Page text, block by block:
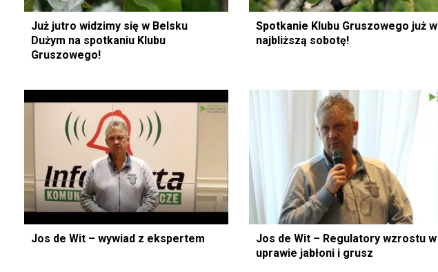
Już jutro widzimy się w Belsku
Dużym na spotkaniu Klubu
Gruszowego!
Spotkanie Klubu Gruszowego już w
najbliższą sobotę!
Jos de Wit – wywiad z ekspertem
Jos de Wit – Regulatory wzrostu w
uprawie jabłoni i grusz